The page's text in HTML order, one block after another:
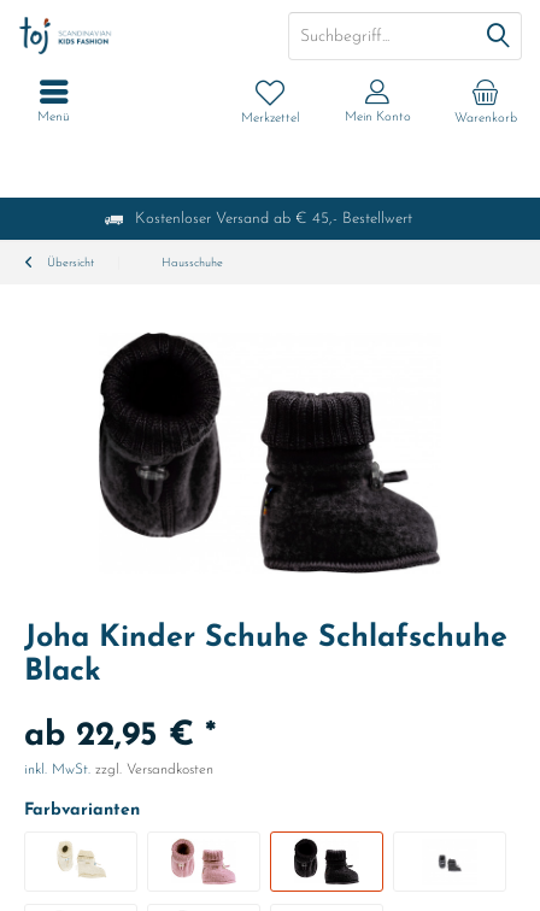
Kostenloser Versand ab € 45,- Bestellwert
Warenkorb
Merkzettel Mein Konto
Menü
Übersicht Hausschuhe
Joha Kinder Schuhe Schlafschuhe
Black
ab 22,95 € *
inkl. MwSt. zzgl. Versandkosten
Farbvarianten